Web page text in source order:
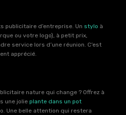
publicitaire d’entreprise. Un stylo à
ou votre logo), à petit prix,
service lors d’une réunion. C’est
apprécié.
nature qui change ? Offrez à
une jolie plante dans un pot
Une belle attention qui restera